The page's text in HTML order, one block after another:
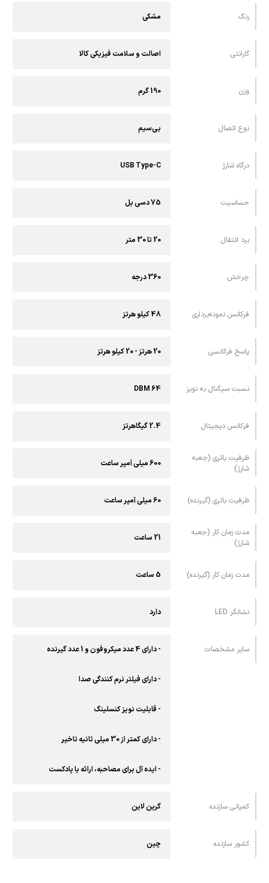
رنگ مشکی
گارانتی اصالت و سلامت فیزیکی کالا
وزن 190 گرم
نوع اتصال بی‌سیم
درگاه شارژ USB Type-C
حساسیت 75 دسی بل
برد انتقال 20 تا 30 متر
چرخش 360 درجه
فرکانس نمونه‌برداری 48 کیلو هرتز
پاسخ فرکانسی 20 هرتز - 20 کیلو هرتز
نسبت سیگنال به نویز ​​64 DBM
فرکانس دیجیتال 2.4 گیگاهرتز
ظرفیت باتری (جعبه
شارژ)
600 میلی آمپر ساعت
ظرفیت باتری (گیرنده) 60 میلی آمپر ساعت
مدت زمان کار (جعبه
شارژ)
21 ساعت
مدت زمان کار (گیرنده) 5 ساعت
نشانگر LED دارد
سایر مشخصات - دارای 4 عدد میکروفون و 1 عدد گیرنده
- دارای فیلتر نرم کنندگی صدا
- قابلیت نویز کنسلینگ
- دارای کمتر از 30 میلی ثانیه تاخیر
- ایده آل برای مصاحبه، ارائه یا پادکست
کمپانی سازنده گرین لاین
کشور سازنده چین